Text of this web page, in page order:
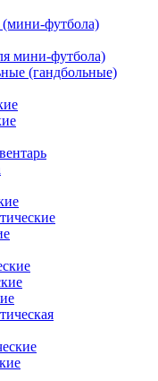
(мини-футбола)
мини-футбола)
(гандбольные)